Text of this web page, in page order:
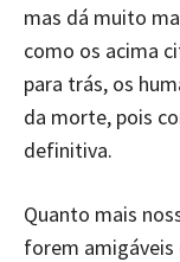
mas dá muito
como os acima
para trás, os
da morte, pois
definitiva.
Quanto mais
forem